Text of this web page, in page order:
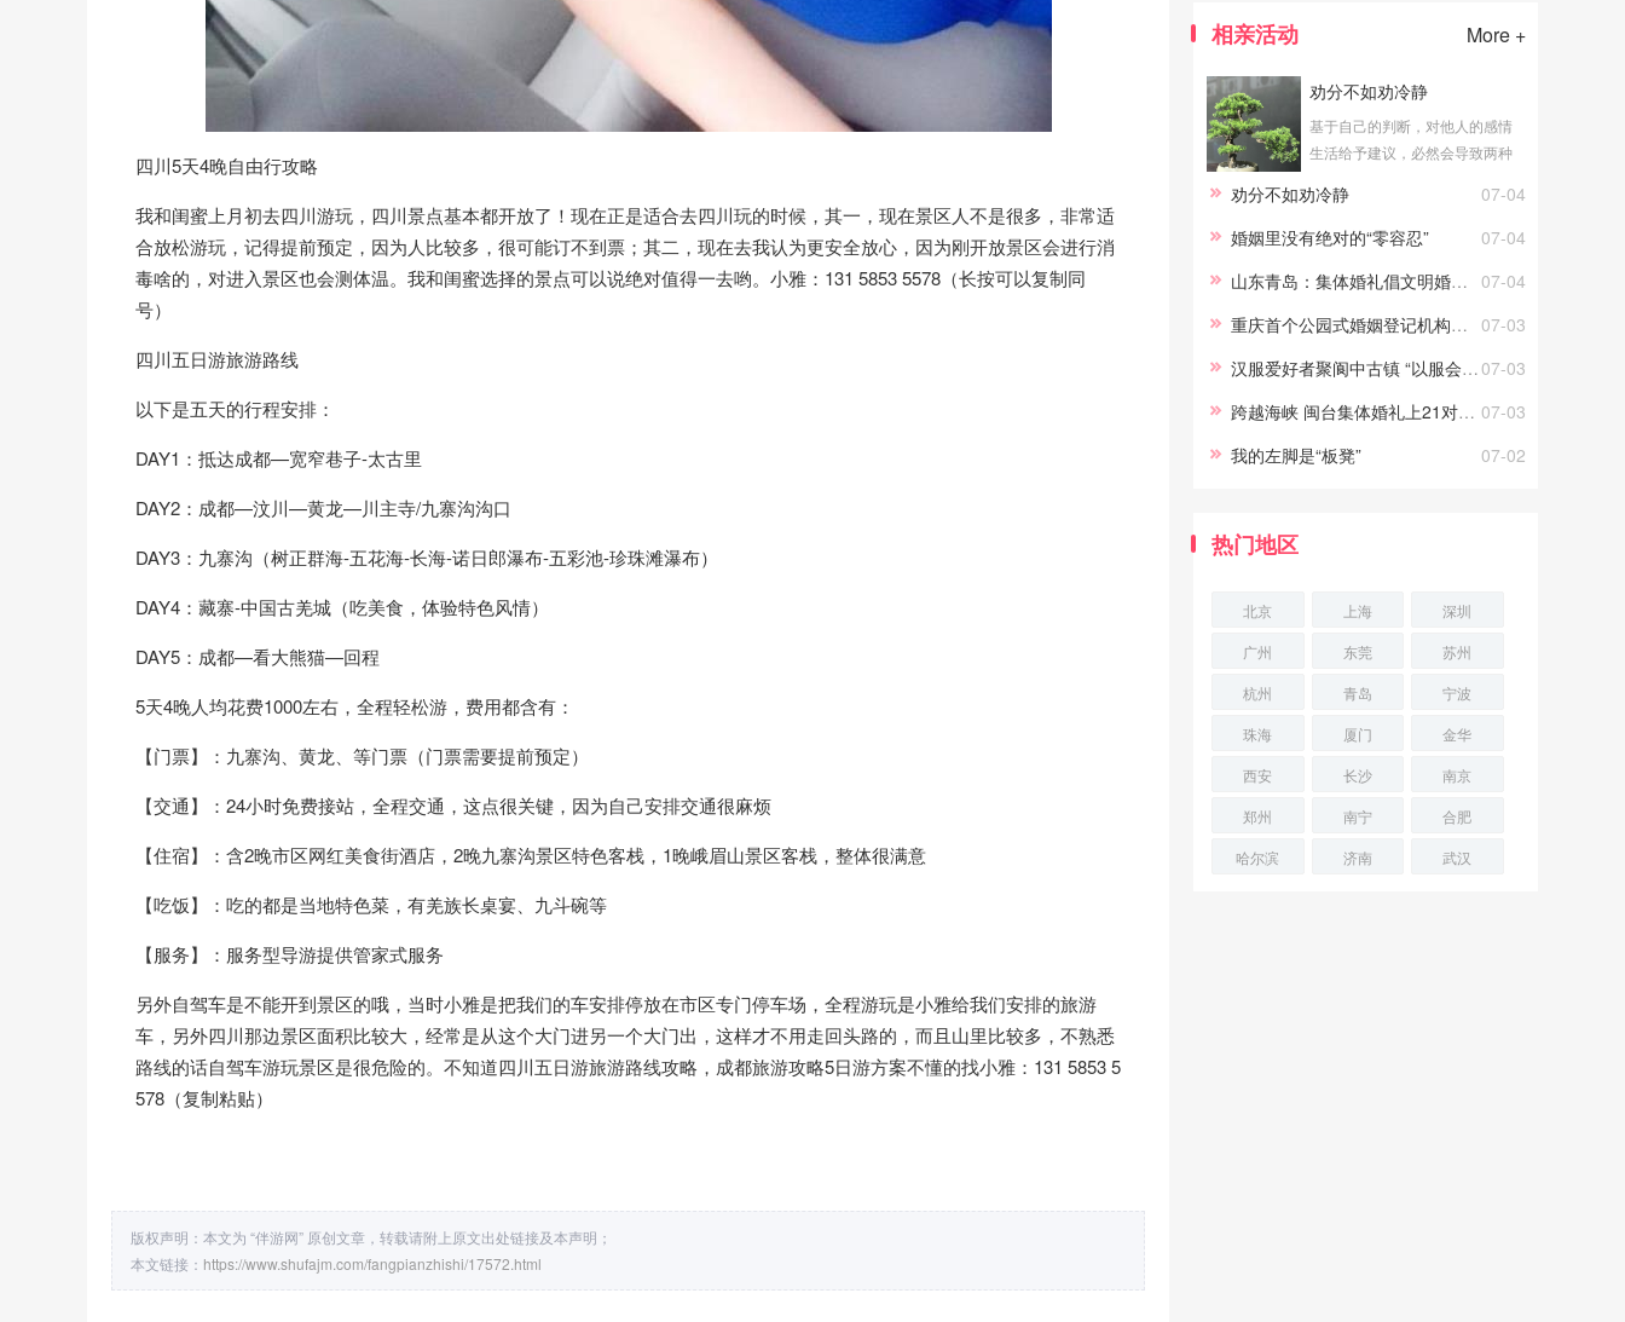
四川5天4晚自由行攻略
我和闺蜜上月初去四川游玩，四川景点基本都开放了！现在正是适合去四川玩的时候，其一，现在景区人不是很多，非常适
合放松游玩，记得提前预定，因为人比较多，很可能订不到票；其二，现在去我认为更安全放心，因为刚开放景区会进行消
毒啥的，对进入景区也会测体温。我和闺蜜选择的景点可以说绝对值得一去哟。小雅：131 5853 5578（长按可以复制同
号）
四川五日游旅游路线
以下是五天的行程安排：
DAY1：抵达成都—宽窄巷子-太古里
DAY2：成都—汶川—黄龙—川主寺/九寨沟沟口
DAY3：九寨沟（树正群海-五花海-长海-诺日郎瀑布-五彩池-珍珠滩瀑布）
DAY4：藏寨-中国古羌城（吃美食，体验特色风情）
DAY5：成都—看大熊猫—回程
5天4晚人均花费1000左右，全程轻松游，费用都含有：
【门票】：九寨沟、黄龙、等门票（门票需要提前预定）
【交通】：24小时免费接站，全程交通，这点很关键，因为自己安排交通很麻烦
【住宿】：含2晚市区网红美食街酒店，2晚九寨沟景区特色客栈，1晚峨眉山景区客栈，整体很满意
【吃饭】：吃的都是当地特色菜，有羌族长桌宴、九斗碗等
【服务】：服务型导游提供管家式服务
另外自驾车是不能开到景区的哦，当时小雅是把我们的车安排停放在市区专门停车场，全程游玩是小雅给我们安排的旅游
车，另外四川那边景区面积比较大，经常是从这个大门进另一个大门出，这样才不用走回头路的，而且山里比较多，不熟悉
路线的话自驾车游玩景区是很危险的。不知道四川五日游旅游路线攻略，成都旅游攻略5日游方案不懂的找小雅：131 5853 5
578（复制粘贴）
版权声明：本文为 “伴游网” 原创文章，转载请附上原文出处链接及本声明；
本文链接： https://www.shufajm.com/fangpianzhishi/17572.html
相亲活动 More +
劝分不如劝冷静
基于自己的判断，对他人的感情
生活给予建议，必然会导致两种
分。公平地说，无论劝合还是劝
分，对于当局者都具有积极意
好”，劝
07-04
劝分不如劝冷静
07-04
婚姻里没有绝对的“零容忍”
07-04
山东青岛：集体婚礼倡文明婚庆新风尚
07-03
重庆首个公园式婚姻登记机构正式投用
07-03
汉服爱好者聚阆中古镇 “以服会友”
07-03
跨越海峡 闽台集体婚礼上21对新人结姻缘
07-02
我的左脚是“板凳”
热门地区
北京 上海
深圳
广州
东莞
苏州
杭州
青岛
宁波
珠海
厦门
金华
西安
长沙
南京
郑州
南宁
合肥
哈尔滨
济南 武汉